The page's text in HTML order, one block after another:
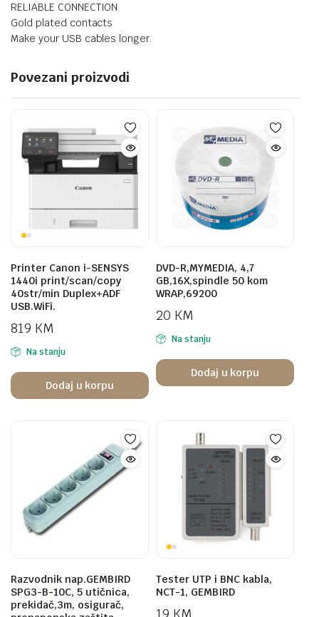
RELIABLE CONNECTION
Gold plated contacts
Make your USB cables longer.
Povezani proizvodi
Printer Canon i-SENSYS
1440i print/scan/copy
40str/min Duplex+ADF
USB.WiFi.
819 KM
Na stanju
Dodaj u korpu
DVD-R,MYMEDIA, 4,7
GB,16X,spindle 50 kom
WRAP,69200
20 KM
Na stanju
Dodaj u korpu
Razvodnik nap.GEMBIRD
SPG3-B-10C, 5 utičnica,
prekidač,3m, osigurač,
Tester UTP i BNC kabla,
NCT-1, GEMBIRD